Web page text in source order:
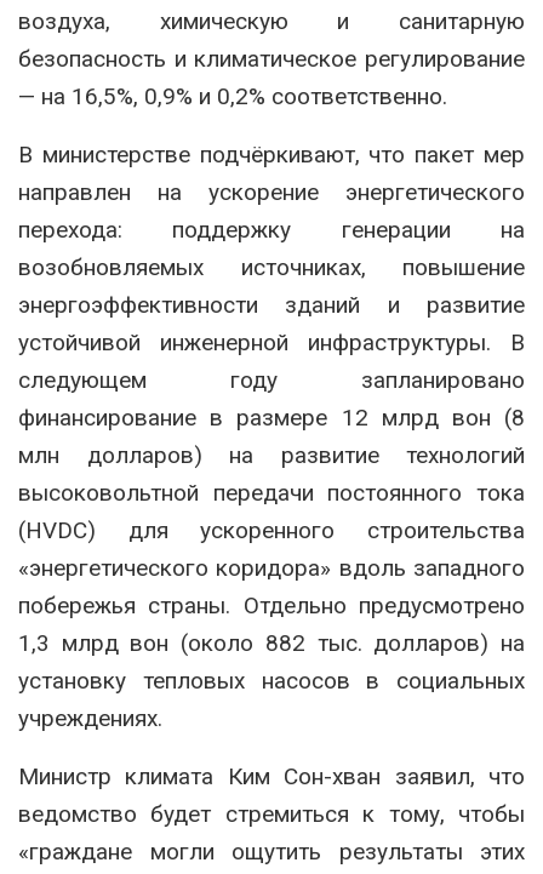
воздуха, химическую и санитарную
безопасность и климатическое регулирование
— на 16,5%, 0,9% и 0,2% соответственно.
В министерстве подчёркивают, что пакет мер
направлен на ускорение энергетического
перехода: поддержку генерации на
возобновляемых источниках, повышение
энергоэффективности зданий и развитие
устойчивой инженерной инфраструктуры. В
следующем году запланировано
финансирование в размере 12 млрд вон (8
млн долларов) на развитие технологий
высоковольтной передачи постоянного тока
(HVDC) для ускоренного строительства
«энергетического коридора» вдоль западного
побережья страны. Отдельно предусмотрено
1,3 млрд вон (около 882 тыс. долларов) на
установку тепловых насосов в социальных
учреждениях.
Министр климата Ким Сон-хван заявил, что
ведомство будет стремиться к тому, чтобы
«граждане могли ощутить результаты этих